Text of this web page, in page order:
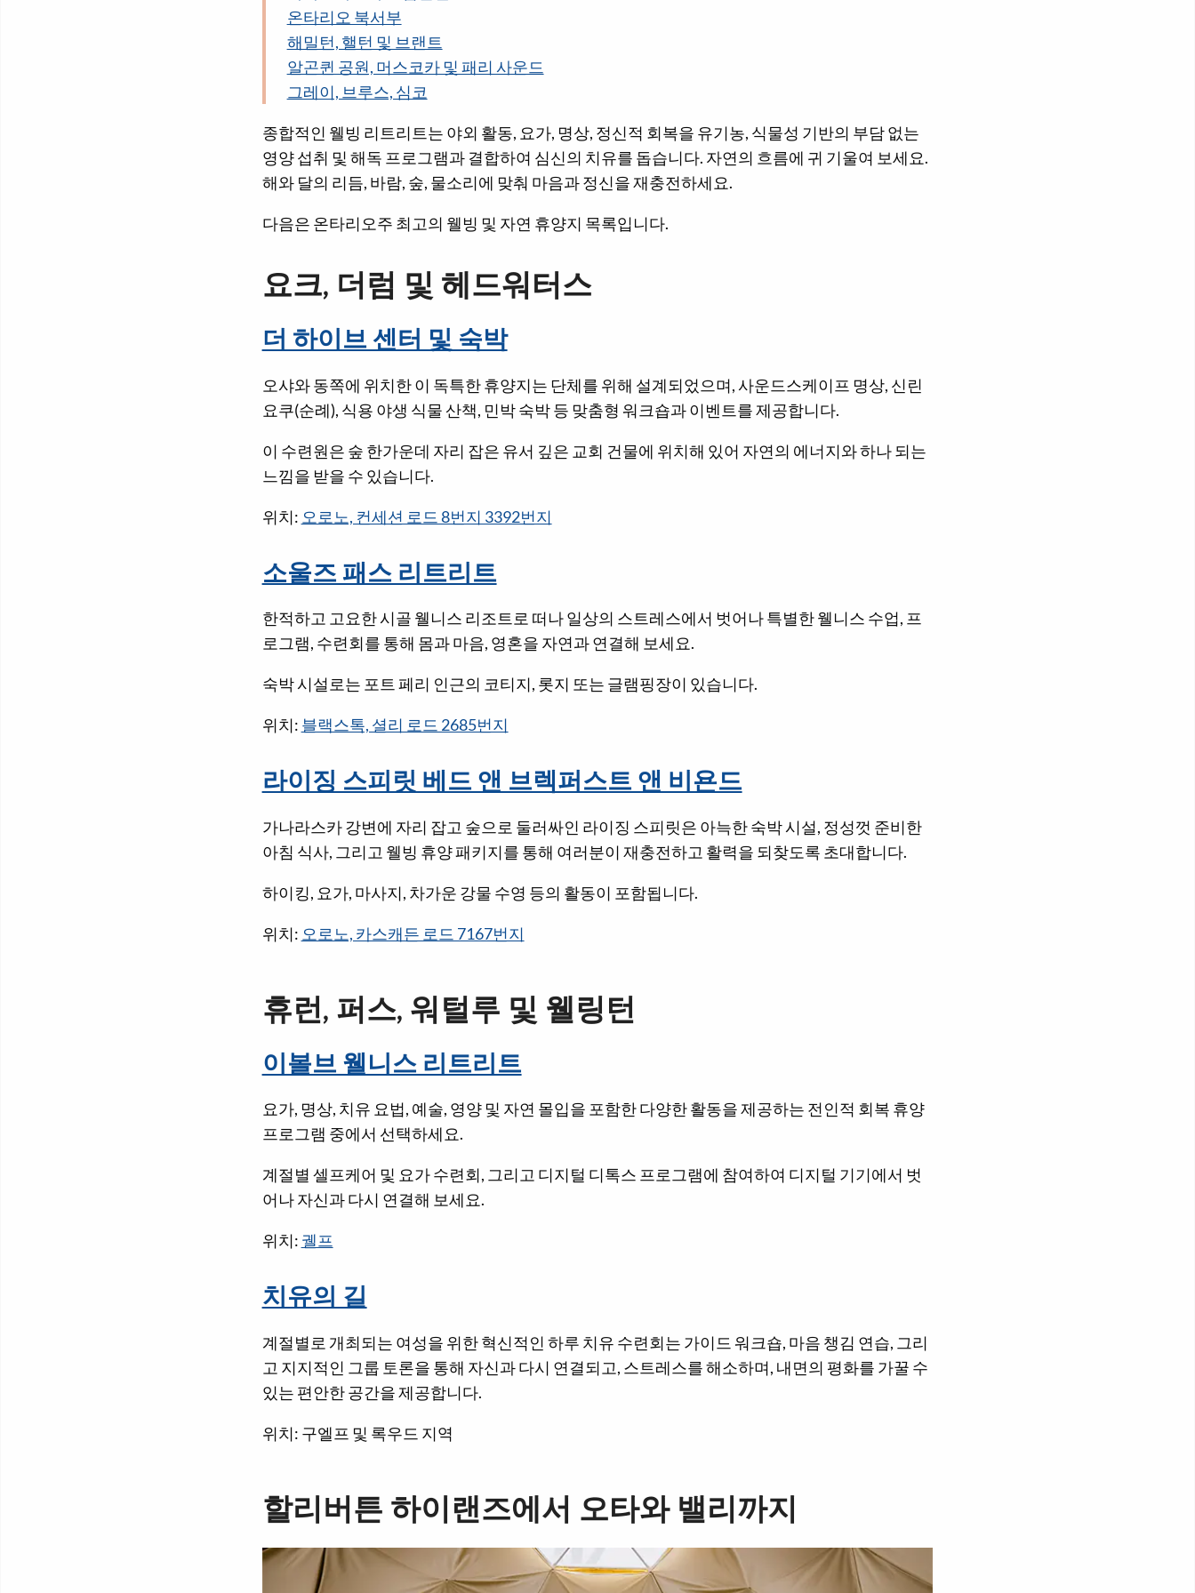
온타리오 북서부
해밀턴, 핼턴 및 브랜트
알곤퀸 공원, 머스코카 및 패리 사운드
그레이, 브루스, 심코
종합적인 웰빙 리트리트는 야외 활동, 요가, 명상, 정신적 회복을 유기농, 식물성 기반의 부담 없는
영양 섭취 및 해독 프로그램과 결합하여 심신의 치유를 돕습니다. 자연의 흐름에 귀 기울여 보세요.
해와 달의 리듬, 바람, 숲, 물소리에 맞춰 마음과 정신을 재충전하세요.
다음은 온타리오주 최고의 웰빙 및 자연 휴양지 목록입니다.
요크, 더럼 및 헤드워터스
더 하이브 센터 및 숙박
오샤와 동쪽에 위치한 이 독특한 휴양지는 단체를 위해 설계되었으며, 사운드스케이프 명상, 신린
요쿠(순례), 식용 야생 식물 산책, 민박 숙박 등 맞춤형 워크숍과 이벤트를 제공합니다.
이 수련원은 숲 한가운데 자리 잡은 유서 깊은 교회 건물에 위치해 있어 자연의 에너지와 하나 되는
느낌을 받을 수 있습니다.
위치: 오로노, 컨세션 로드 8번지 3392번지
소울즈 패스 리트리트
한적하고 고요한 시골 웰니스 리조트로 떠나 일상의 스트레스에서 벗어나 특별한 웰니스 수업, 프
로그램, 수련회를 통해 몸과 마음, 영혼을 자연과 연결해 보세요.
숙박 시설로는 포트 페리 인근의 코티지, 롯지 또는 글램핑장이 있습니다.
위치: 블랙스톡, 셜리 로드 2685번지
라이징 스피릿 베드 앤 브렉퍼스트 앤 비욘드
가나라스카 강변에 자리 잡고 숲으로 둘러싸인 라이징 스피릿은 아늑한 숙박 시설, 정성껏 준비한
아침 식사, 그리고 웰빙 휴양 패키지를 통해 여러분이 재충전하고 활력을 되찾도록 초대합니다.
하이킹, 요가, 마사지, 차가운 강물 수영 등의 활동이 포함됩니다.
위치: 오로노, 카스캐든 로드 7167번지
휴런, 퍼스, 워털루 및 웰링턴
이볼브 웰니스 리트리트
요가, 명상, 치유 요법, 예술, 영양 및 자연 몰입을 포함한 다양한 활동을 제공하는 전인적 회복 휴양
프로그램 중에서 선택하세요.
계절별 셀프케어 및 요가 수련회, 그리고 디지털 디톡스 프로그램에 참여하여 디지털 기기에서 벗
어나 자신과 다시 연결해 보세요.
위치: 궬프
치유의 길
계절별로 개최되는 여성을 위한 혁신적인 하루 치유 수련회는 가이드 워크숍, 마음 챙김 연습, 그리
고 지지적인 그룹 토론을 통해 자신과 다시 연결되고, 스트레스를 해소하며, 내면의 평화를 가꿀 수
있는 편안한 공간을 제공합니다.
위치: 구엘프 및 록우드 지역
할리버튼 하이랜즈에서 오타와 밸리까지